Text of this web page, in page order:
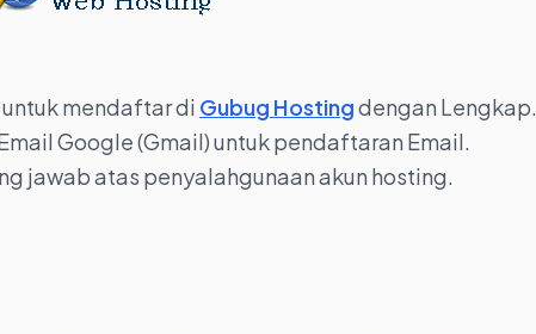
mendaftar di Gubug Hostingdengan Lengkap.
Google (Gmail) untuk pendaftaran Email.
jawab atas penyalahgunaan akun hosting.